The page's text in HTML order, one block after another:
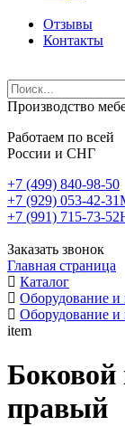
Отзывы
Контакты
Производство
Работаем по всей
России и СНГ
+7 (499) 840-98-50
+7 (929) 053-42-31
+7 (991) 715-73-52
Заказать звонок
Главная страница
Каталог
Оборудование и
Оборудование и
item
правый